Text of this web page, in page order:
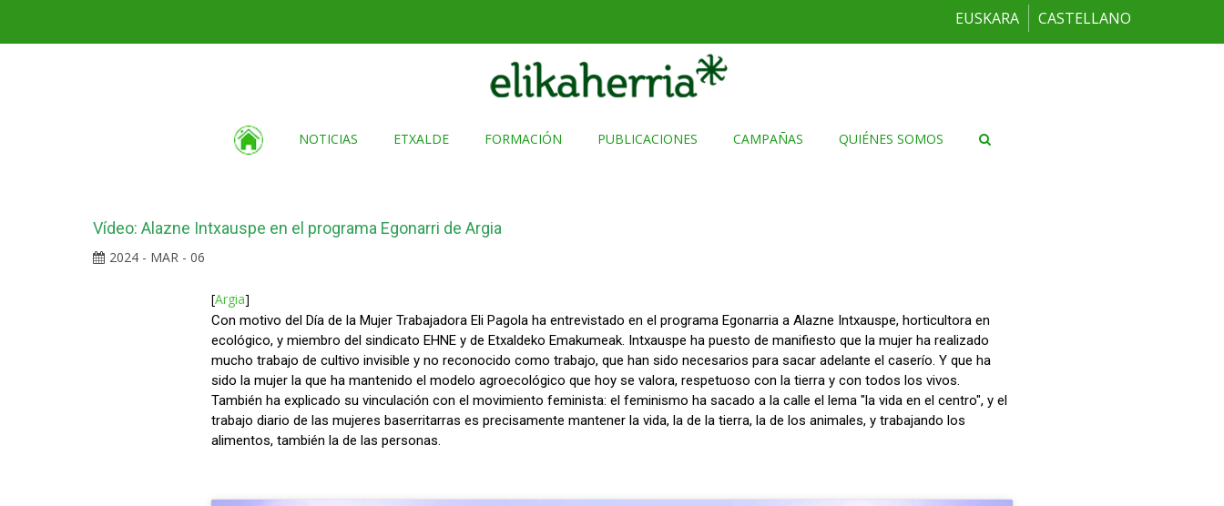
EUSKARA CASTELLANO
NOTICIAS ETXALDE FORMACIÓN PUBLICACIONES CAMPAÑAS QUIÉNES SOMOS
Vídeo: Alazne Intxauspe en el programa Egonarri de Argia
2024 - MAR - 06
[Argia]
Con motivo del Día de la Mujer Trabajadora Eli Pagola ha entrevistado en el programa Egonarria a Alazne Intxauspe, horticultora en
ecológico, y miembro del sindicato EHNE y de Etxaldeko Emakumeak. Intxauspe ha puesto de manifiesto que la mujer ha realizado
mucho trabajo de cultivo invisible y no reconocido como trabajo, que han sido necesarios para sacar adelante el caserío. Y que ha
sido la mujer la que ha mantenido el modelo agroecológico que hoy se valora, respetuoso con la tierra y con todos los vivos.
También ha explicado su vinculación con el movimiento feminista: el feminismo ha sacado a la calle el lema "la vida en el centro", y el
trabajo diario de las mujeres baserritarras es precisamente mantener la vida, la de la tierra, la de los animales, y trabajando los
alimentos, también la de las personas.